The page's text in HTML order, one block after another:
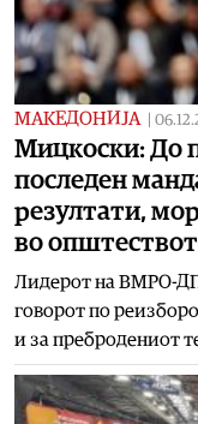
МАКЕДОНИЈА
Мицкоски: До
последен
резултати,
во
Лидерот на ВМРО-
говорот по
и за пребродениот